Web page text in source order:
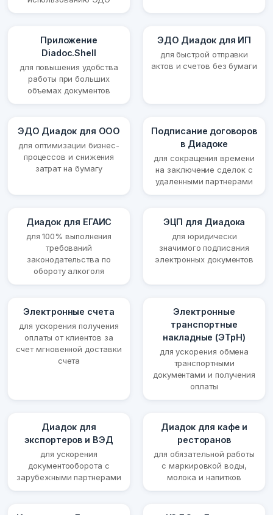
Приложение
Diadoc.Shell
для повышения удобства
работы при больших
объемах документов
ЭДО Диадок для ИП
для быстрой отправки
актов и счетов без бумаги
ЭДО Диадок для ООО
для оптимизации бизнес-
процессов и снижения
затрат на бумагу
Подписание договоров
в Диадоке
для сокращения времени
на заключение сделок с
удаленными партнерами
Диадок для ЕГАИС
для 100% выполнения
требований
законодательства по
обороту алкоголя
ЭЦП для Диадока
для юридически
значимого подписания
электронных документов
Электронные счета
для ускорения получения
оплаты от клиентов за
счет мгновенной доставки
счета
Электронные
транспортные
накладные (ЭТрН)
для ускорения обмена
транспортными
документами и получения
оплаты
Диадок для
экспортеров и ВЭД
для ускорения
документооборота с
зарубежными партнерами
Диадок для кафе и
ресторанов
для обязательной работы
с маркировкой воды,
молока и напитков